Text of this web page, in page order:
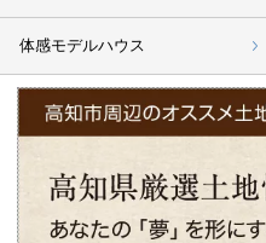
体感モデルハウス